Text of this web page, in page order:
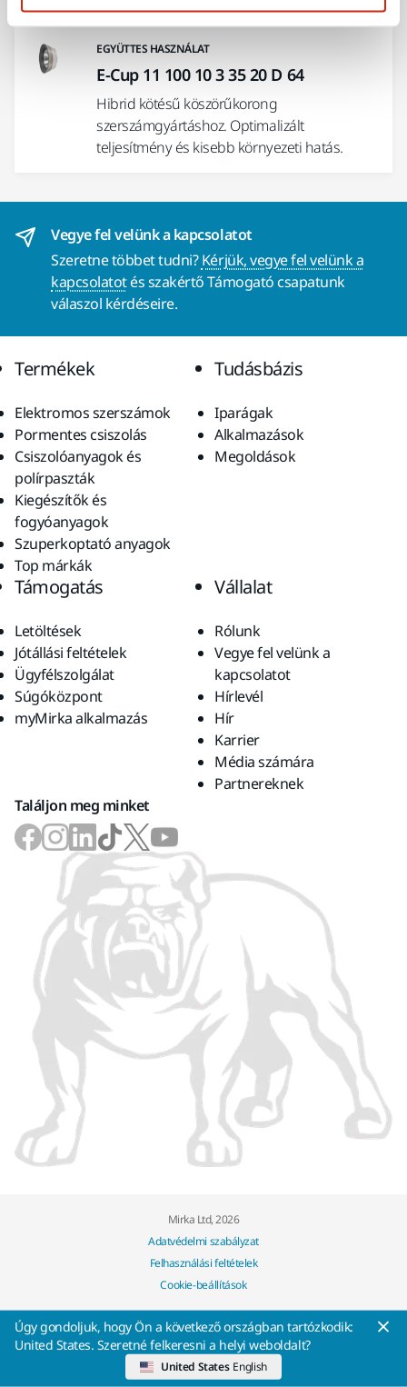
EGYÜTTES HASZNÁLAT
E-Cup 11 100 10 3 35 20 D 64
Hibrid kötésű köszörűkorong
szerszámgyártáshoz. Optimalizált
teljesítmény és kisebb környezeti hatás.
Vegye fel velünk a kapcsolatot
Szeretne többet tudni?Kérjük, vegye fel velünk a
kapcsolatotés szakértő Támogató csapatunk
válaszol kérdéseire.
Termékek
Elektromos szerszámok
Pormentes csiszolás
Csiszolóanyagok és
polírpaszták
Kiegészítők és
fogyóanyagok
Szuperkoptató anyagok
Top márkák
Tudásbázis
Iparágak
Alkalmazások
Megoldások
Támogatás
Letöltések
Jótállási feltételek
Ügyfélszolgálat
Súgóközpont
myMirka alkalmazás
Vállalat
Rólunk
Vegye fel velünk a
kapcsolatot
Hírlevél
Hír
Karrier
Média számára
Partnereknek
Találjon meg minket
Mirka Ltd, 2026
Adatvédelmi szabályzat
Felhasználási feltételek
Cookie-beállítások
Úgy gondoljuk, hogy Ön a következő országban tartózkodik:
United States. Szeretné felkeresni a helyi weboldalt?
United States English